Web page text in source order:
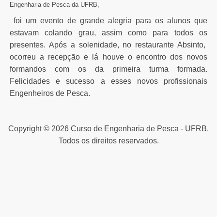
Engenharia de Pesca da UFRB,
foi um evento de grande alegria para os alunos que
estavam colando grau, assim como para todos os
presentes. Após a solenidade, no restaurante Absinto,
ocorreu a recepção e lá houve o encontro dos novos
formandos com os da primeira turma formada.
Felicidades e sucesso a esses novos profissionais
Engenheiros de Pesca.
Copyright © 2026 Curso de Engenharia de Pesca - UFRB.
Todos os direitos reservados.